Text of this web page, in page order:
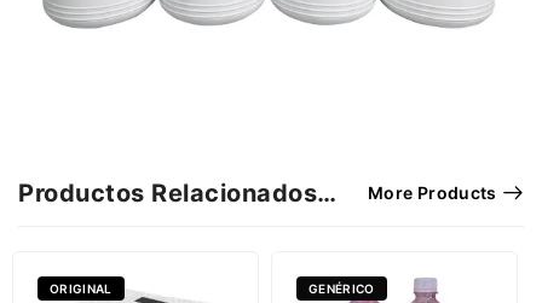
Productos Relacionados… More Products
ORIGINAL GENÉRICO